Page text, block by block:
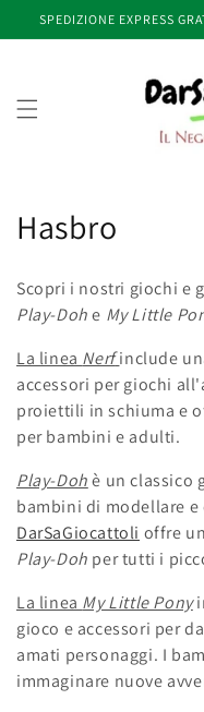
direttamente
ai contenuti
SPEDIZIONE EXPRESS
C
l
l
e
z
i
o
n
e
:
Hasbro
Scopri i nostri giochi e
Play-Dohe My Little
La linea Nerfinclude
accessori per giochi
proiettili in schiuma e
per bambini e adulti.
Play-Doh è un classico
bambini di modellare
DarSaGiocattoli offre
Play-Doh per tutti i
La linea My Little Pony
gioco e accessori per
amati personaggi. I
immaginare nuove